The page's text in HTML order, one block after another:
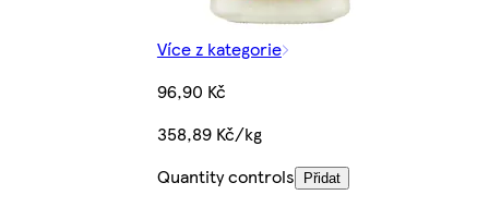
Více z kategorie
96,90 Kč
358,89 Kč/kg
Quantity controls
Přidat